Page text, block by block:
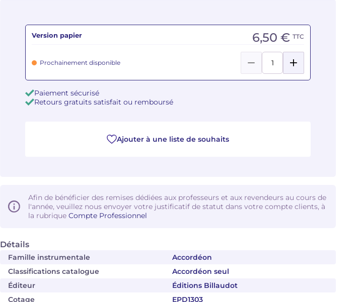
Détails
Famille instrumentale
Accordéon
Classifications catalogue
Accordéon seul
Éditeur
Éditions Billaudot
Cotage
EPD1303
Version papier 6,50 € TTC
Prochainement disponible
Paiement sécurisé
Retours gratuits satisfait ou remboursé
Ajouter à une liste de souhaits
Afin de bénéficier des remises dédiées aux professeurs et aux revendeurs au cours de
l'année, veuillez nous envoyer votre justificatif de statut dans votre compte clients, à
la rubrique Compte Professionnel